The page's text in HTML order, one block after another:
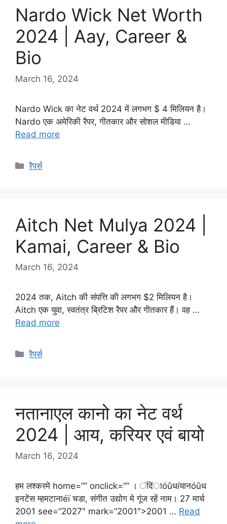
Nardo Wick Net Worth
2024 | Aay, Career &
Bio
March 16, 2024
Nardo Wick का नेट वर्थ 2024 में लगभग $ 4 मिलियन है।
Nardo एक अमेरिकी रैपर, गीतकार और सोशल मीडिया …
Read more
Categories
रैपर्स
Aitch Net Mulya 2024 |
Kamai, Career & Bio
March 16, 2024
2024 तक, Aitch की संपत्ति की लगभग $2 मिलियन है।
Aitch एक युवा, स्वतंत्र ब्रिटिश रैपर और गीतकार हैं। वह …
Read more
Categories
रैपर्स
नतानाएल कानो का नेट वर्थ
2024 | आय, करियर एवं बायो
March 16, 2024
हम लश्करमे home=”” onclick=”” । ंदिंाóûधíयानóûध
इनटेंस म्हम‍टानाéï‍ चडा, संगीत उद्योग मे गूंज रहें नाम। 27 मार्च
2001 see=”2027″ mark=”2001″>2001 … Read